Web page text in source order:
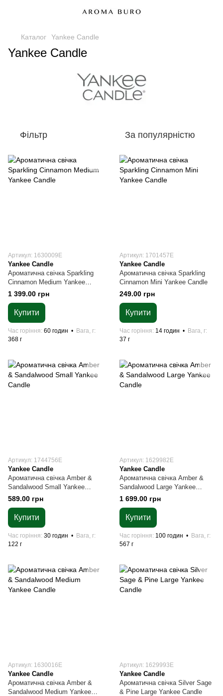
Каталог Yankee Candle
Yankee Candle
Фільтр За популярністю
Артикул: 1630009E
Yankee Candle
Ароматична свічка Sparkling
Cinnamon Medium Yankee
Candle
1 399.00 грн
Купити
Час горіння 60 годин
Вага, г
368 г
Артикул: 1701457E
Yankee Candle
Ароматична свічка Sparkling
Cinnamon Mini Yankee Candle
249.00 грн
Купити
Час горіння 14 годин
Вага, г
37 г
Артикул: 1744756E
Yankee Candle
Ароматична свічка Amber &
Sandalwood Small Yankee
Candle
589.00 грн
Купити
Час горіння 30 годин
Вага, г
122 г
Артикул: 1629982E
Yankee Candle
Ароматична свічка Amber &
Sandalwood Large Yankee
Candle
1 699.00 грн
Купити
Час горіння 100 годин
Вага, г
567 г
Артикул: 1630016E
Yankee Candle
Ароматична свічка Amber &
Sandalwood Medium Yankee
Артикул: 1629993Е
Yankee Candle
Ароматична свічка Silver Sage
& Pine Large Yankee Candle